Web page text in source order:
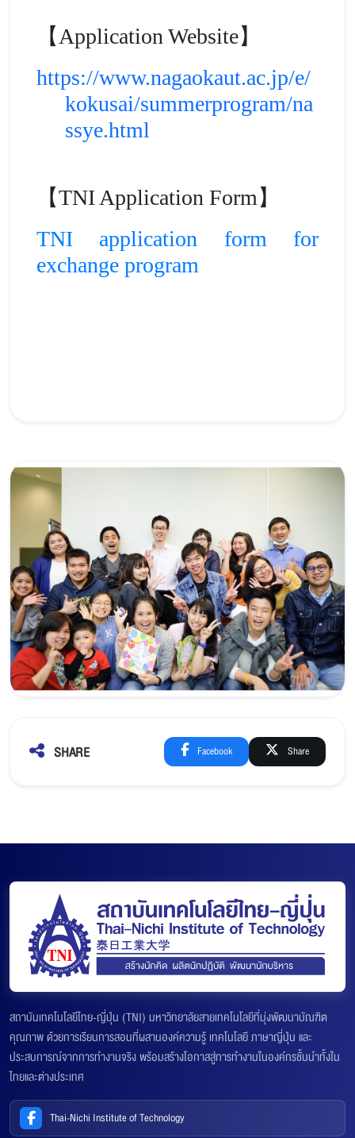
【Application Website】
https://www.nagaokaut.ac.jp/e/
kokusai/summerprogram/na
ssye.html
【TNI Application Form】
TNI application form for
exchange program
SHARE Facebook Share
สถาบันเทคโนโลยีไทย-ญี่ปุ่น (TNI) มหาวิทยาลัยสายเทคโนโลยีที่มุ่งพัฒนาบัณฑิต
คุณภาพ ด้วยการเรียนการสอนที่ผสานองค์ความรู้ เทคโนโลยี ภาษาญี่ปุ่น และ
ประสบการณ์จากการทำงานจริง พร้อมสร้างโอกาสสู่การทำงานในองค์กรชั้นนำทั้งใน
ไทยและต่างประเทศ
Thai-Nichi Institute of Technology